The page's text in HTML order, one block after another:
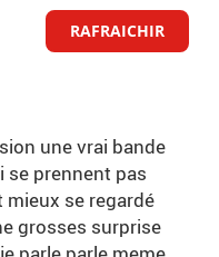
RAFRAICHIR
une vrai bande
se prennent pas
se regardé
grosses surprise